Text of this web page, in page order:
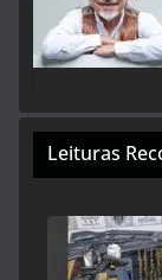
Leituras